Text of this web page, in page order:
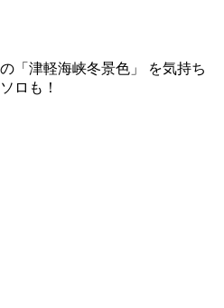
「津軽海峡冬景色」 を気持ち
ロも！